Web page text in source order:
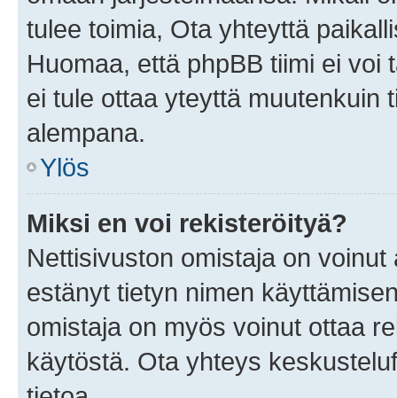
tulee toimia, Ota yhteyttä
Huomaa, että phpBB tiimi ei
ei tule ottaa yteyttä muutenkuin
alempana.
Ylös
Miksi en voi rekisteröityä?
Nettisivuston omistaja on
estänyt tietyn nimen
omistaja on myös voinut ottaa
käytöstä. Ota yhteys